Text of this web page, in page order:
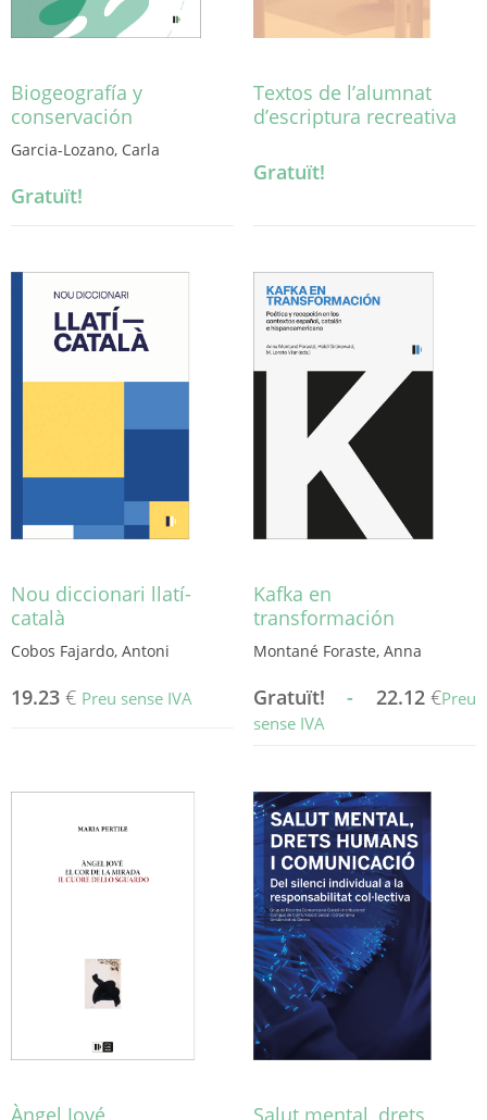
Biogeografía y
conservación
Garcia-Lozano, Carla
Gratuït!
Textos de l’alumnat
d’escriptura recreativa
Gratuït!
Nou diccionari llatí-
català
Cobos Fajardo, Antoni
19.23 € Preu sense IVA
Kafka en
transformación
Montané Foraste, Anna
Gratuït! - 22.12 €Preu
sense IVA
té
diverses
variants.
Les
opcions
es
poden
triar
la
pàgina
del
Àngel Jové
Salut mental, drets